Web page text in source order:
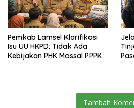
Pemkab Lamsel Klarifikasi
Isu UU HKPD: Tidak Ada
Kebijakan PHK Massal PPPK
Tambah